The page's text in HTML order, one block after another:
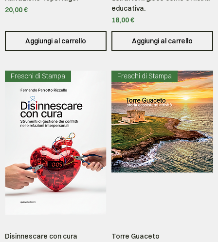
Prezzo
20,00 €
Aggiungi al carrello
educativa.
Prezzo
18,00 €
Aggiungi al carrello
Freschi di Stampa
Disinnescare con cura
Freschi di Stampa
Torre Guaceto